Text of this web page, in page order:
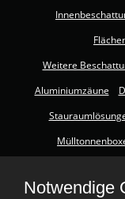
Weitere
Aluminiumzäune
Insektenschutz für
Notwendige